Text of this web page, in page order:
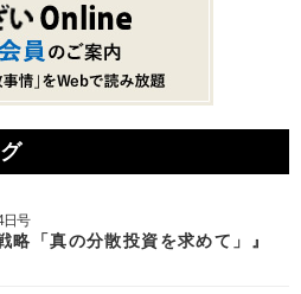
日号
略「真の分散投資を求めて」』